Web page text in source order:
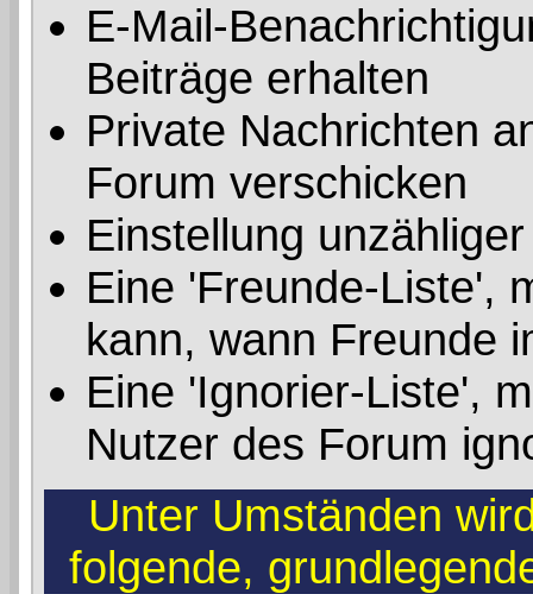
E-Mail-
Beiträge erhalten
Private Nachrichten
Forum verschicken
Einstellung
Eine 'Freunde-Liste',
kann, wann Freunde
Eine 'Ignorier-Liste',
Nutzer des Forum
Unter Umständen
folgende,